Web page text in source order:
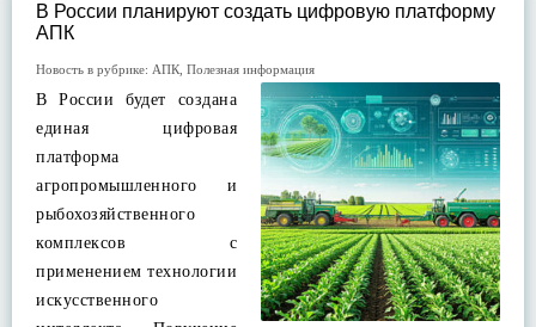
В России планируют создать цифровую платформу
АПК
Новость в рубрике: АПК Полезная информация
В России будет создана
единая цифровая
платформа
агропромышленного и
рыбохозяйственного
комплексов с
применением технологии
искусственного